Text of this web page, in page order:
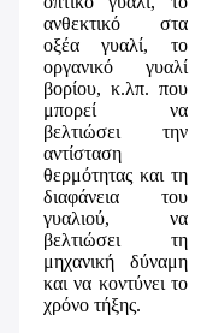
ανθεκτικό στα
οξέα γυαλί, το
οργανικό γυαλί
βορίου, κ.λπ. που
μπορεί να
βελτιώσει την
αντίσταση
θερμότητας και τη
διαφάνεια του
γυαλιού, να
βελτιώσει τη
μηχανική δύναμη
και να κοντύνει το
χρόνο τήξης.